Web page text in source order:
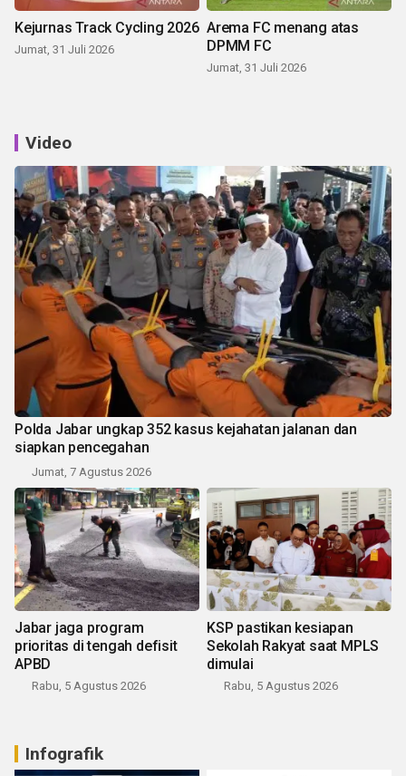
Kejurnas Track Cycling 2026
Jumat, 31 Juli 2026
Arema FC menang atas
DPMM FC
Jumat, 31 Juli 2026
Video
Polda Jabar ungkap 352 kasus kejahatan jalanan dan
siapkan pencegahan
Jumat, 7 Agustus 2026
Jabar jaga program
prioritas di tengah defisit
APBD
Rabu, 5 Agustus 2026
KSP pastikan kesiapan
Sekolah Rakyat saat MPLS
dimulai
Rabu, 5 Agustus 2026
Infografik